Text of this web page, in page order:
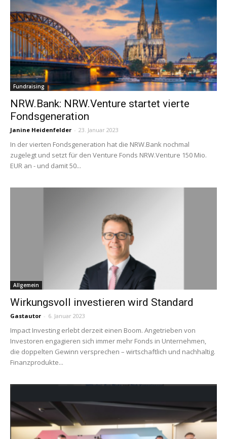
Fundraising
NRW.Bank: NRW.Venture startet vierte
Fondsgeneration
Janine Heidenfelder - 23. Januar 2023
In der vierten Fondsgeneration hat die NRW.Bank nochmal
zugelegt und setzt für den Venture Fonds NRW.Venture 150 Mio.
EUR an - und damit 50...
Allgemein
Wirkungsvoll investieren wird Standard
Gastautor - 6. Januar 2023
Impact Investing erlebt derzeit einen Boom. Angetrieben von
Investoren engagieren sich immer mehr Fonds in Unternehmen,
die doppelten Gewinn versprechen – wirtschaftlich und nachhaltig.
Finanzprodukte...